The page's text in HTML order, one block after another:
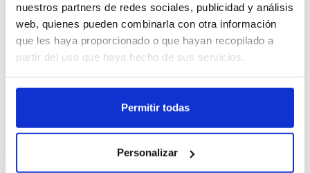
nuestros partners de redes sociales, publicidad y análisis
web, quienes pueden combinarla con otra información
que les haya proporcionado o que hayan recopilado a
partir del uso que haya hecho de sus servicios.
Permitir todas
Personalizar
Cajas
Registrar-me
No disponible, sol·licita ara
Fitxa tècnica